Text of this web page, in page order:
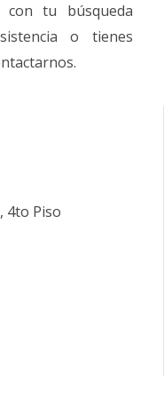
tu búsqueda
o tienes
4to Piso